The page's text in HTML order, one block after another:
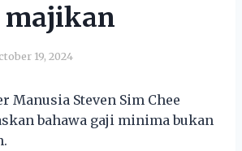
majikan
19, 2024
Manusia Steven Sim Chee
bahawa gaji minima bukan